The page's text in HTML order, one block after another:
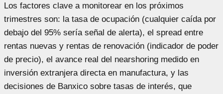
Los factores clave a monitorear en los próximos
trimestres son: la tasa de ocupación (cualquier caída por
debajo del 95% sería señal de alerta), el spread entre
rentas nuevas y rentas de renovación (indicador de poder
de precio), el avance real del nearshoring medido en
inversión extranjera directa en manufactura, y las
decisiones de Banxico sobre tasas de interés, que